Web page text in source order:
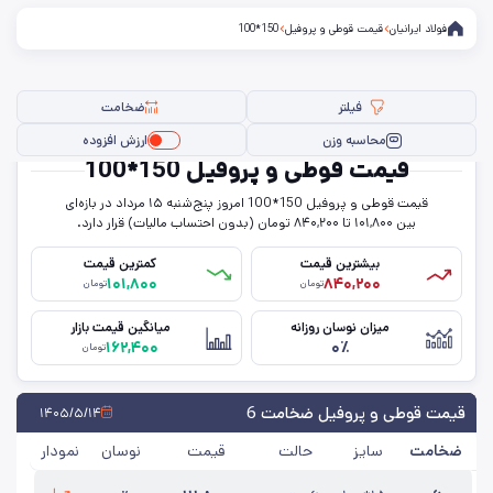
فولاد ایرانیان قیمت قوطی و پروفیل 150*100
فیلتر ها
ضخامت
حذف تمامی فیلترها
فیلتر
ضخامت
محاسبه وزن
ارزش افزوده
قیمت قوطی و پروفیل 150*100
قیمت قوطی و پروفیل 150*100 امروز پنج‌شنبه ۱۵ مرداد در بازه‌ای
بین ۱۰۱,۸۰۰ تا ۸۴۰,۲۰۰ تومان (بدون احتساب مالیات) قرار دارد.
بیشترین قیمت
۸۴۰,۲۰۰تومان
کمترین قیمت
۱۰۱,۸۰۰تومان
میزان نوسان روزانه
۰٪
میانگین قیمت بازار
۱۶۲,۴۰۰تومان
قیمت قوطی و پروفیل ضخامت 6 ۱۴۰۵/۵/۱۴
ضخامت سایز حالت قیمت نوسان نمودار